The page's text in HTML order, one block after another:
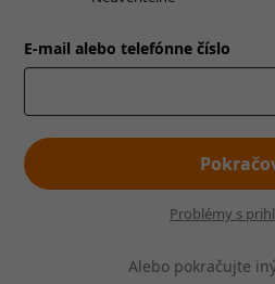
E-mail alebo telefónne číslo
Problémy s
Alebo pokračujte